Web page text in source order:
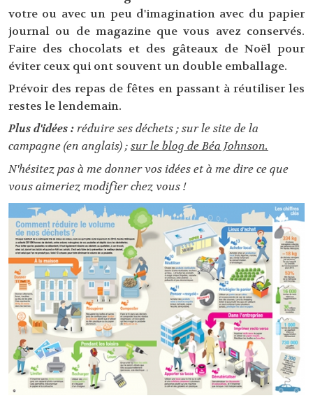
votre ou avec un peu d'imagination avec du papier
journal ou de magazine que vous avez conservés.
Faire des chocolats et des gâteaux de Noël pour
éviter ceux qui ont souvent un double emballage.
Prévoir des repas de fêtes en passant à réutiliser les
restes le lendemain.
Plus d'idées :réduire ses déchets ; sur le site de la
campagne (en anglais) ;sur le blog de Béa Johnson.
N'hésitez pas à me donner vos idées et à me dire ce que
vous aimeriez modifier chez vous !